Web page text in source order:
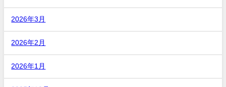
2026年3月
2026年2月
2026年1月